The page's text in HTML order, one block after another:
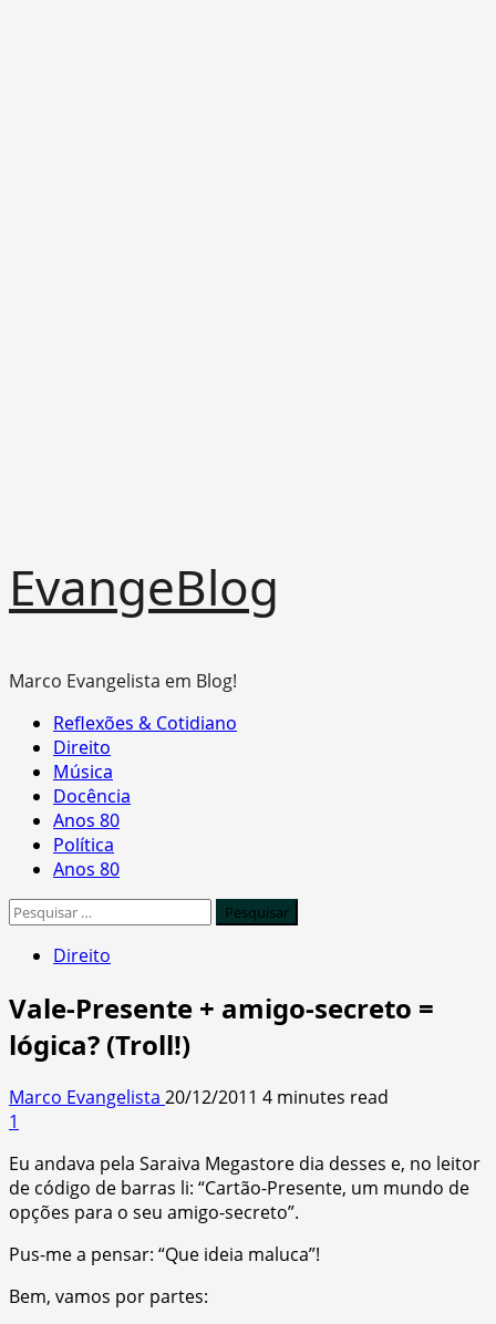
to
content
EvangeBlog
Marco Evangelista em Blog!
Primary
Menu
Reflexões & Cotidiano
Direito
Música
Docência
Anos 80
Política
Anos 80
Pesquisar
Direito
Vale-Presente + amigo-secreto =
lógica? (Troll!)
Marco Evangelista 20/12/2011 4 minutes read
1
Eu andava pela Saraiva Megastore dia desses e, no leitor
de código de barras li: “Cartão-Presente, um mundo de
opções para o seu amigo-secreto”.
Pus-me a pensar: “Que ideia maluca”!
Bem, vamos por partes: